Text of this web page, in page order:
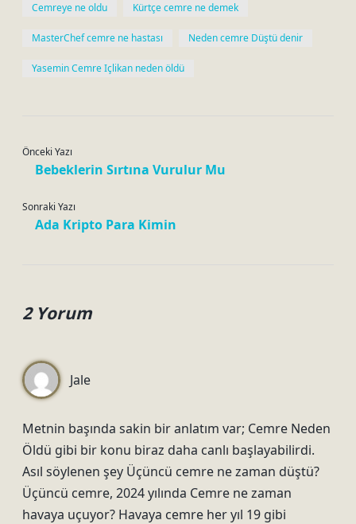
Cemreye ne oldu Kürtçe cemre ne demek
MasterChef cemre ne hastası Neden cemre Düştü denir
Yasemin Cemre Içlikan neden öldü
Önceki Yazı
Bebeklerin Sırtına Vurulur Mu
Sonraki Yazı
Ada Kripto Para Kimin
2 Yorum
Jale
Metnin başında sakin bir anlatım var; Cemre Neden
Öldü gibi bir konu biraz daha canlı başlayabilirdi.
Asıl söylenen şey Üçüncü cemre ne zaman düştü?
Üçüncü cemre, 2024 yılında Cemre ne zaman
havaya uçuyor? Havaya cemre her yıl 19 gibi